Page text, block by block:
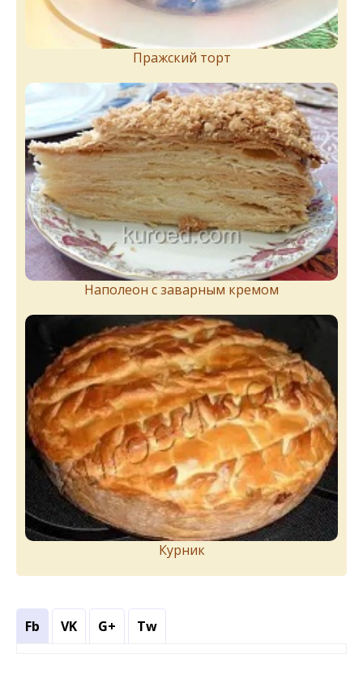
Пражский торт
Наполеон с заварным кремом
Курник
Fb VK G+ Tw